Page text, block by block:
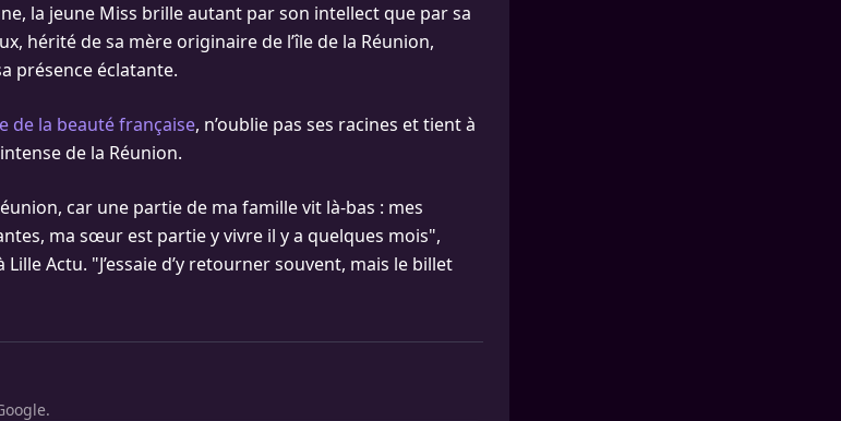
la jeune Miss brille autant par son intellect que par sa
hérité de sa mère originaire de l’île de la Réunion,
présence éclatante.
de la beauté française, n’oublie pas ses racines et tient à
de la Réunion.
car une partie de ma famille vit là-bas : mes
ma sœur est partie y vivre il y a quelques mois",
Actu. "J’essaie d’y retourner souvent, mais le billet